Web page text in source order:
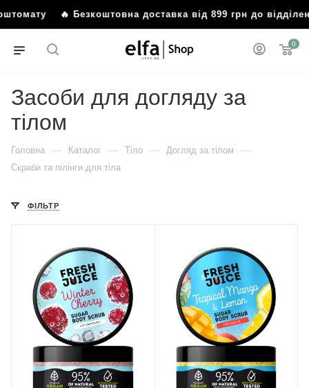
🔥 Безкоштовна доставка від 899 грн до
0
Засоби для догляду за
тілом
Головна — Каталог — Тіло — Догляд за тілом —
Скраби та пілінги для тіла
ФІЛЬТР